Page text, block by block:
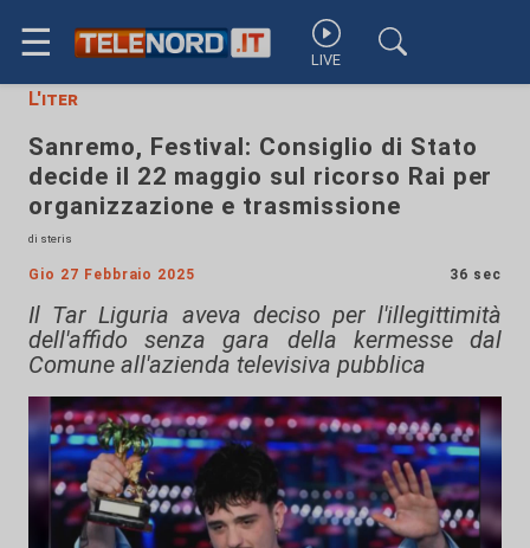
☰ LIVE
L'iter
Sanremo, Festival: Consiglio di Stato
decide il 22 maggio sul ricorso Rai per
organizzazione e trasmissione
di steris
Gio 27 Febbraio 2025 36 sec
Il Tar Liguria aveva deciso per l'illegittimità
dell'affido senza gara della kermesse dal
Comune all'azienda televisiva pubblica